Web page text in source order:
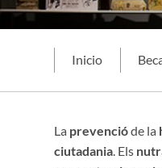
Inicio
La prevencióde la
ciutadania . Els